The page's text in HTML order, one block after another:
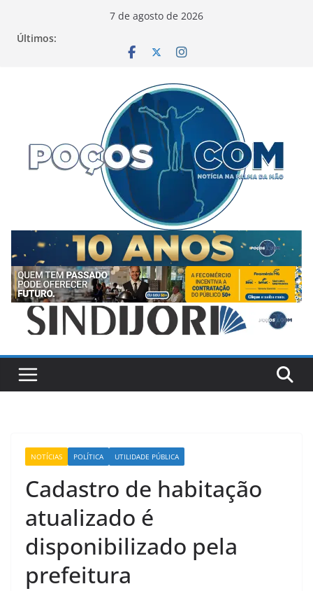
7 de agosto de 2026
Últimos:
NOTÍCIAS POLÍTICA UTILIDADE PÚBLICA
Cadastro de habitação
atualizado é
disponibilizado pela
prefeitura